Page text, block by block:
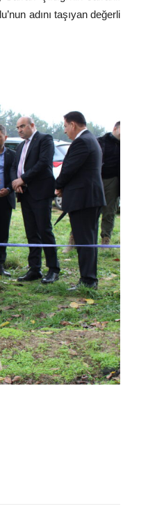
adını taşıyan değerli